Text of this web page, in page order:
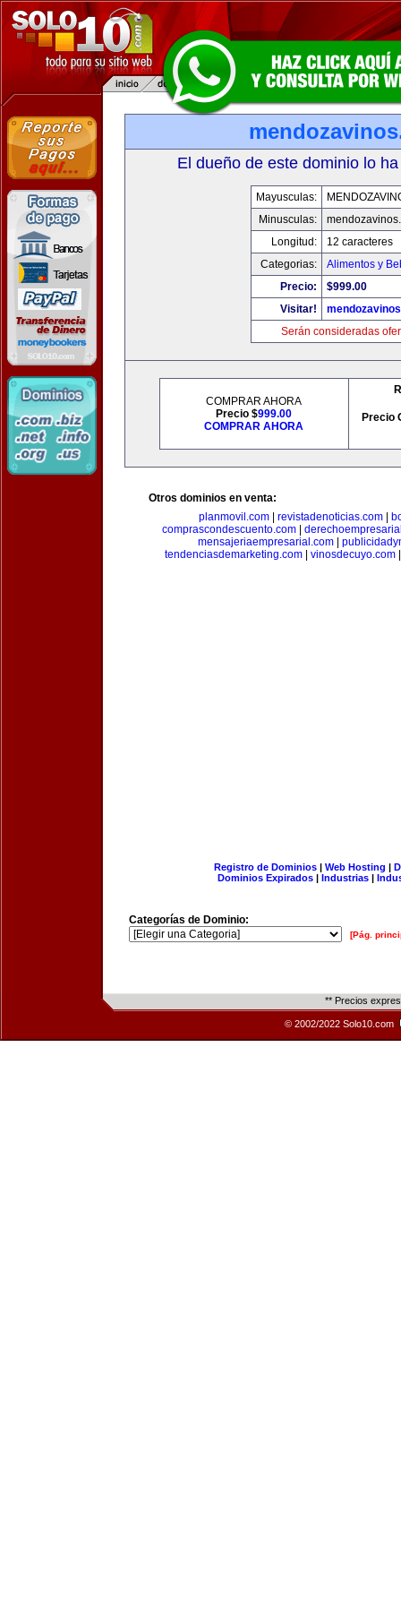
El dueño de este dominio lo
Mayusculas:
Minusculas:
Longitud:
12 caracteres
Categorias:
Alimentos y
Precio:
$999.00
Visitar!
Serán consideradas
COMPRAR AHORA
Precio $999.00
COMPRAR AHORA
Precio
Otros dominios en venta:
planmovil.com| revistadenoticias.com|
comprascondescuento.com
mensajeriaempresarial.com|
tendenciasdemarketing.com| vinosdecuyo.com
Registro de Dominios| Web Hosting |
Dominios Expirados | Industrias |
Categorías de Dominio:
[Pág.
** Precios
© 2002/2022 Solo10.com